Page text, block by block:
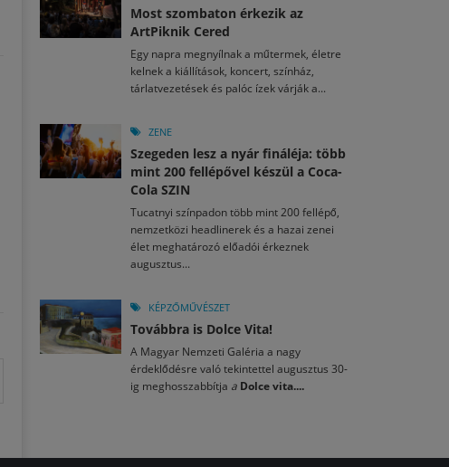
Most szombaton érkezik az
ArtPiknik Cered
Egy napra megnyílnak a műtermek, életre
kelnek a kiállítások, koncert, színház,
tárlatvezetések és palóc ízek várják a...
ZENE
Szegeden lesz a nyár fináléja: több
mint 200 fellépővel készül a Coca-
Cola SZIN
Tucatnyi színpadon több mint 200 fellépő,
nemzetközi headlinerek és a hazai zenei
élet meghatározó előadói érkeznek
augusztus...
KÉPZŐMŰVÉSZET
Továbbra is Dolce Vita!
A Magyar Nemzeti Galéria a nagy
érdeklődésre való tekintettel augusztus 30-
ig meghosszabbítja a Dolce vita....